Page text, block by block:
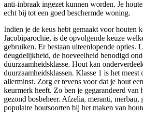
anti-inbraak ingezet kunnen worden. Je
echt bij tot een goed beschermde woning.
Indien je de keus hebt gemaakt voor houten
Jacobiparochie, is de opvolgende keuze
gebruiken. Er bestaan uiteenlopende opties.
deugdelijkheid, de hoeveelheid benodigd
duurzaamheidsklasse. Hout kan
duurzaamheidsklassen. Klasse 1 is het meest
allerminst. Zorg er tevens voor dat je hout
keurmerk heeft. Zo ben je gegarandeerd van
gezond bosbeheer. Afzelia, meranti, merbau,
populaire houtsoorten bij het maken van